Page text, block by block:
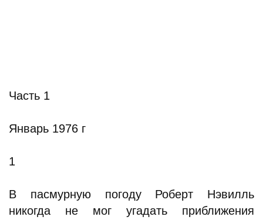
Часть 1
Январь 1976 г
1
В пасмурную погоду Роберт Нэвилль
никогда не мог угадать приближения